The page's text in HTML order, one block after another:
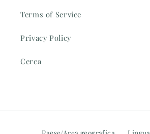
Terms of Service
Privacy Policy
Cerca